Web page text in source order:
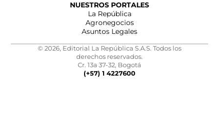
NUESTROS PORTALES
La República
Agronegocios
Asuntos Legales
© 2026, Editorial La República S.A.S. Todos los
derechos reservados.
Cr. 13a 37-32, Bogotá
(+57) 1 4227600